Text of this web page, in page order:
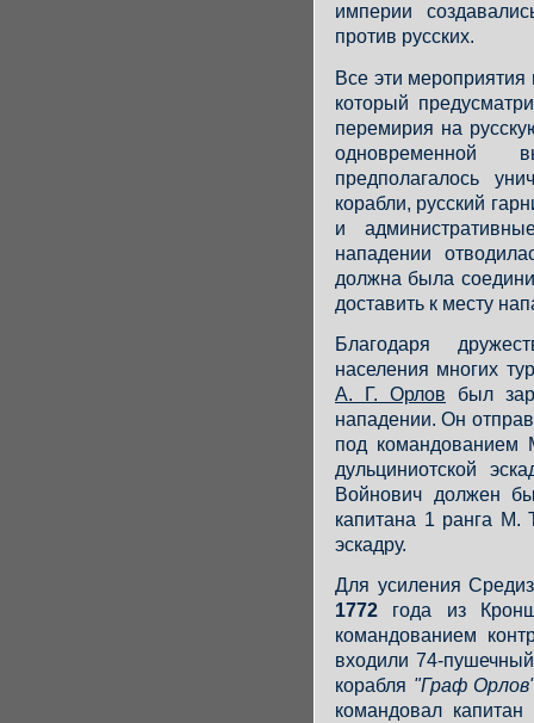
империи
против русских.
Все эти мероприятия
который
перемирия на
одновременной
предполагалось
корабли, русский
и
нападении
должна была
доставить к месту
Благодаря
населения многих
А. Г. Орлов был
нападении. Он
под
дульциниотской
Войнович должен
капитана 1 ранга М.
эскадру.
Для усиления
1772 года из
командованием
входили 74-
корабля "Граф
командовал